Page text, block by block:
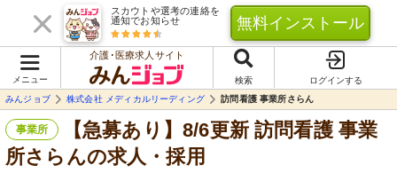
スカウトや選考の連絡を
通知でお知らせ
無料インストール
メニュー
介護･医療求人サイト
検索
ログインする
みんジョブ
株式会社 メディカルリーディング 訪問看護 事業所さらん
事業所
【急募あり】8/6更新 訪問看護 事業
所さらんの求人・採用